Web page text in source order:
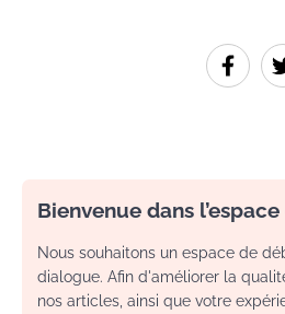
Bienvenue dans
Nous souhaitons un espace de
dialogue. Afin d'améliorer la
nos articles, ainsi que votre